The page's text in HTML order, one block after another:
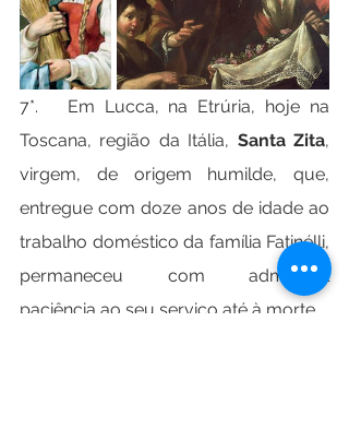
7*.   Em Lucca, na Etrúria, hoje na
Toscana, região da Itália, Santa Zita,
virgem, de origem humilde, que,
entregue com doze anos de idade ao
trabalho doméstico da família Fatinélli,
permaneceu com admirável
paciência ao seu serviço até à morte.